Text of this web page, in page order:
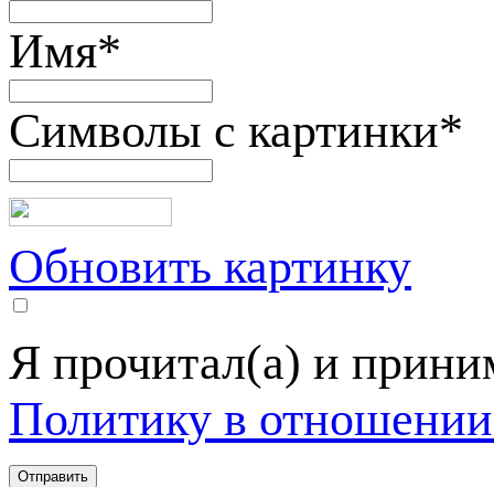
Имя*
Символы с картинки*
Обновить картинку
Я прочитал(а) и
Политику в